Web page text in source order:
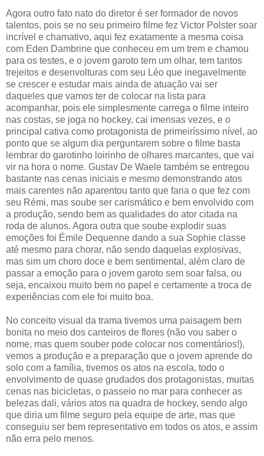
Agora outro fato nato do diretor é ser formador de novos
talentos, pois se no seu primeiro filme fez Victor Polster soar
incrível e chamativo, aqui fez exatamente a mesma coisa
com Eden Dambrine que conheceu em um trem e chamou
para os testes, e o jovem garoto tem um olhar, tem tantos
trejeitos e desenvolturas com seu Léo que inegavelmente
se crescer e estudar mais ainda de atuação vai ser
daqueles que vamos ter de colocar na lista para
acompanhar, pois ele simplesmente carrega o filme inteiro
nas costas, se joga no hockey, cai imensas vezes, e o
principal cativa como protagonista de primeiríssimo nível, ao
ponto que se algum dia perguntarem sobre o filme basta
lembrar do garotinho loirinho de olhares marcantes, que vai
vir na hora o nome. Gustav De Waele também se entregou
bastante nas cenas iniciais e mesmo demonstrando atos
mais carentes não aparentou tanto que faria o que fez com
seu Rémi, mas soube ser carismático e bem envolvido com
a produção, sendo bem as qualidades do ator citada na
roda de alunos. Agora outra que soube explodir suas
emoções foi Émile Dequenne dando a sua Sophie classe
até mesmo para chorar, não sendo daquelas explosivas,
mas sim um choro doce e bem sentimental, além claro de
passar a emoção para o jovem garoto sem soar falsa, ou
seja, encaixou muito bem no papel e certamente a troca de
experiências com ele foi muito boa.
No conceito visual da trama tivemos uma paisagem bem
bonita no meio dos canteiros de flores (não vou saber o
nome, mas quem souber pode colocar nos comentários!),
vemos a produção e a preparação que o jovem aprende do
solo com a família, tivemos os atos na escola, todo o
envolvimento de quase grudados dos protagonistas, muitas
cenas nas bicicletas, o passeio no mar para conhecer as
belezas dali, vários atos na quadra de hockey, sendo algo
que diria um filme seguro pela equipe de arte, mas que
conseguiu ser bem representativo em todos os atos, e assim
não erra pelo menos.